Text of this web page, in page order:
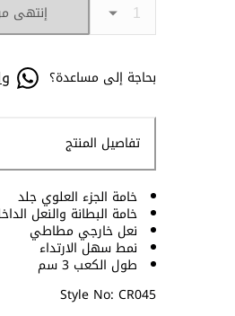
إنتهى
بحاجة إلى مساعدة؟
تفاصيل المنتج
خامة الجزء العلوي جلد
خامة البطانة والنعل
نعل خارجي مطاطي
نمط سهل الارتداء
طول الكعب 3 سم
Style No: CR045